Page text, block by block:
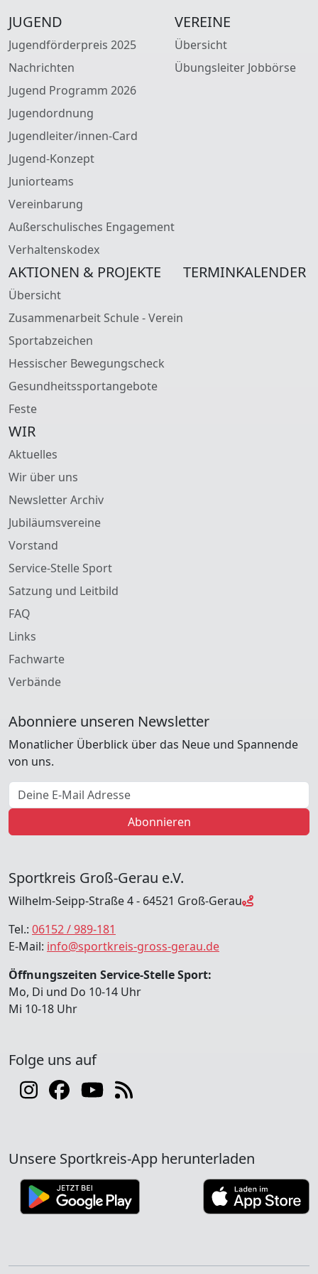
JUGEND
Jugendförderpreis 2025
Nachrichten
Jugend Programm 2026
Jugendordnung
Jugendleiter/innen-Card
Jugend-Konzept
Juniorteams
Vereinbarung
Außerschulisches Engagement
Verhaltenskodex
VEREINE
Übersicht
Übungsleiter Jobbörse
AKTIONEN & PROJEKTE
Übersicht
Zusammenarbeit Schule - Verein
Sportabzeichen
Hessischer Bewegungscheck
Gesundheitssportangebote
Feste
TERMINKALENDER
WIR
Aktuelles
Wir über uns
Newsletter Archiv
Jubiläumsvereine
Vorstand
Service-Stelle Sport
Satzung und Leitbild
FAQ
Links
Fachwarte
Verbände
Abonniere unseren Newsletter
Monatlicher Überblick über das Neue und Spannende
von uns.
E-Mail Adresse
Abonnieren
Sportkreis Groß-Gerau e.V.
Wilhelm-Seipp-Straße 4 - 64521 Groß-Gerau
Tel.: 06152 / 989-181
E-Mail: info@sportkreis-gross-gerau.de
Öffnungszeiten Service-Stelle Sport:
Mo, Di und Do 10-14 Uhr
Mi 10-18 Uhr
Folge uns auf
Unsere Sportkreis-App herunterladen